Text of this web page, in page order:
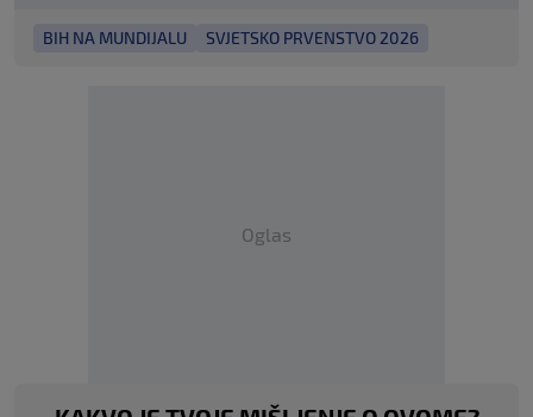
BIH NA MUNDIJALU SVJETSKO PRVENSTVO 2026
Oglas